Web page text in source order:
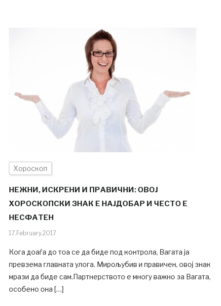
Хороскоп
НЕЖНИ, ИСКРЕНИ И ПРАВИЧНИ: ОВОЈ
ХОРОСКОПСКИ ЗНАК Е НАЈДОБАР И ЧЕСТО Е
НЕСФАТЕН
17.February.2017
Кога доаѓа до тоа се да биде под контрола, Вагата ја
превзема главната улога. Мирољубив и правичен, овој знак
мрази да биде сам.Партнерството е многу важно за Вагата,
особено она […]